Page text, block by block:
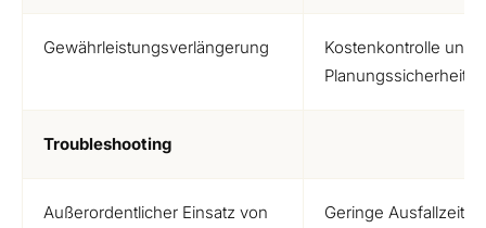
Gewährleistungsverlängerung
Kostenkontrolle und
Planungssicherheit
Troubleshooting
Außerordentlicher Einsatz von
Geringe Ausfallzeiten